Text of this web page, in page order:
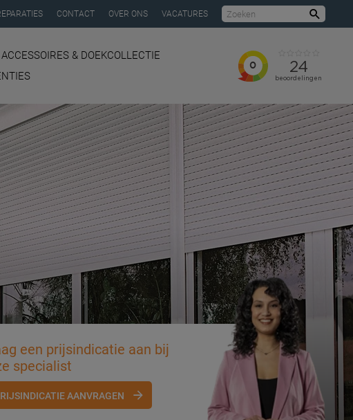
CONTACT OVER ONS VACATURES
ACCESSOIRES & DOEKCOLLECTIE
een prijsindicatie aan bij
specialist
AANVRAGEN